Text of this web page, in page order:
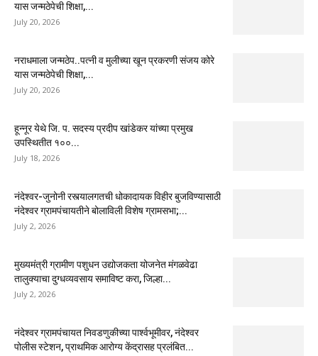
यास जन्मठेपेची शिक्षा,...
July 20, 2026
नराधमाला जन्मठेप..पत्नी व मुलीच्या खून प्रकरणी संजय कोरे
यास जन्मठेपेची शिक्षा,...
July 20, 2026
हून्नूर येथे जि. प. सदस्य प्रदीप खांडेकर यांच्या प्रमुख
उपस्थितीत १००...
July 18, 2026
नंदेश्वर-जुनोनी रस्त्यालगतची धोकादायक विहीर बुजविण्यासाठी
नंदेश्वर ग्रामपंचायतीने बोलाविली विशेष ग्रामसभा;...
July 2, 2026
मुख्यमंत्री ग्रामीण पशुधन उद्योजकता योजनेत मंगळवेढा
तालुक्याचा दुग्धव्यवसाय समाविष्ट करा, जिल्हा...
July 2, 2026
नंदेश्वर ग्रामपंचायत निवडणुकीच्या पार्श्वभूमीवर, नंदेश्वर
पोलीस स्टेशन, प्राथमिक आरोग्य केंद्रासह प्रलंबित...